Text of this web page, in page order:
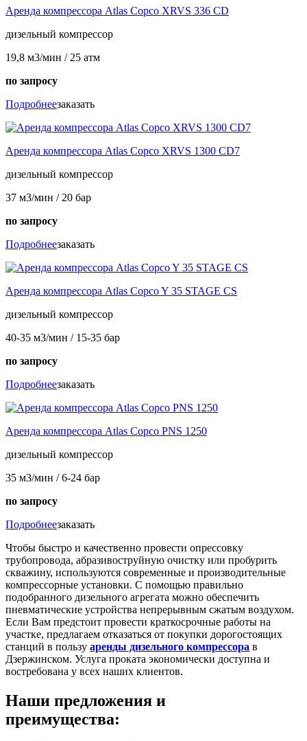
Аренда компрессора Atlas Copco XRVS 336 CD
дизельный компрессор
19,8 м3/мин / 25 атм
по запросу
Подробнеезаказать
Аренда компрессора Atlas Copco XRVS 1300 CD7
дизельный компрессор
37 м3/мин / 20 бар
по запросу
Подробнеезаказать
Аренда компрессора Atlas Copco Y 35 STAGE CS
дизельный компрессор
40-35 м3/мин / 15-35 бар
по запросу
Подробнеезаказать
Аренда компрессора Atlas Copco PNS 1250
дизельный компрессор
35 м3/мин / 6-24 бар
по запросу
Подробнеезаказать
Чтобы быстро и качественно провести опрессовку
трубопровода, абразивоструйную очистку или пробурить
скважину, используются современные и производительные
компрессорные установки. С помощью правильно
подобранного дизельного агрегата можно обеспечить
пневматические устройства непрерывным сжатым воздухом.
Если Вам предстоит провести краткосрочные работы на
участке, предлагаем отказаться от покупки дорогостоящих
станций в пользу аренды дизельного компрессора в
Дзержинском. Услуга проката экономически доступна и
востребована у всех наших клиентов.
Наши предложения и
преимущества: